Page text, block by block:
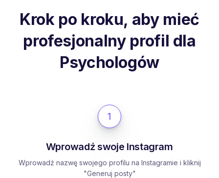
Krok po kroku, aby mieć
profesjonalny profil dla
Psychologów
1
Wprowadź swoje Instagram
Wprowadź nazwę swojego profilu na Instagramie i kliknij
"Generuj posty"